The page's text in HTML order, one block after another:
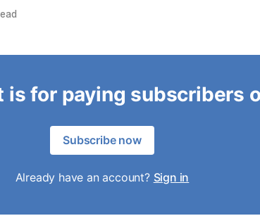
is for paying subscribers
Subscribe now
Already have an account? Sign in